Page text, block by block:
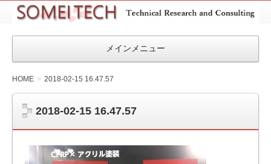
SOMEITEC
メインメニュー
HOME 2018-02-15 16.47.57
2018-02-15 16.47.57